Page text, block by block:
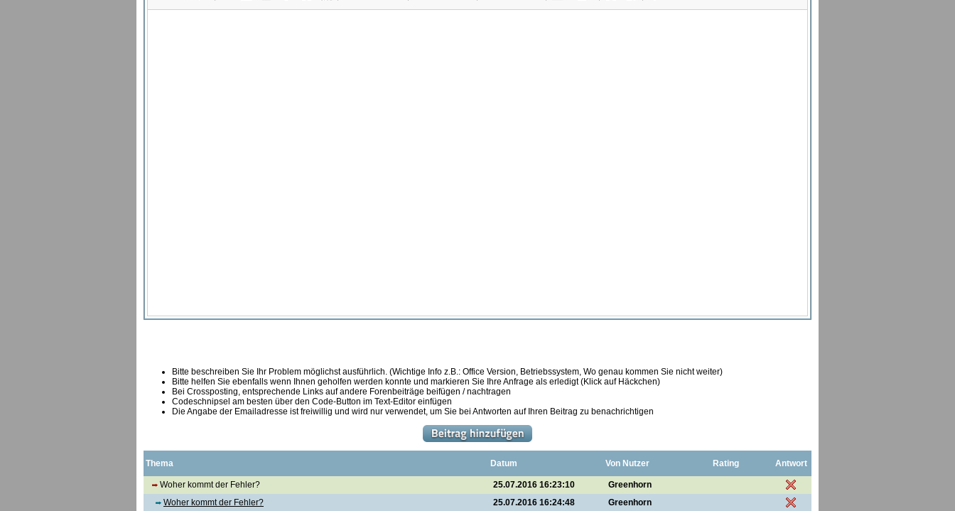
Bitte beschreiben Sie Ihr Problem möglichst ausführlich. (Wichtige Info z.B.: Office Version, Betriebssystem, Wo genau kommen Sie nicht weiter)
Bitte helfen Sie ebenfalls wenn Ihnen geholfen werden konnte und markieren Sie Ihre Anfrage als erledigt (Klick auf Häckchen)
Bei Crossposting, entsprechende Links auf andere Forenbeiträge beifügen / nachtragen
Codeschnipsel am besten über den Code-Button im Text-Editor einfügen
Die Angabe der Emailadresse ist freiwillig und wird nur verwendet, um Sie bei Antworten auf Ihren Beitrag zu benachrichtigen
Thema Datum Von Nutzer Rating Antwort
Woher kommt der Fehler? 25.07.2016 16:23:10
Greenhorn
Woher kommt der Fehler?
25.07.2016 16:24:48 Greenhorn